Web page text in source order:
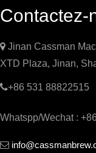
Contactez-
 Jinan Cassman
XTD Plaza, Jinan,
+86 531 88822515
Whatspp/Wechat :
